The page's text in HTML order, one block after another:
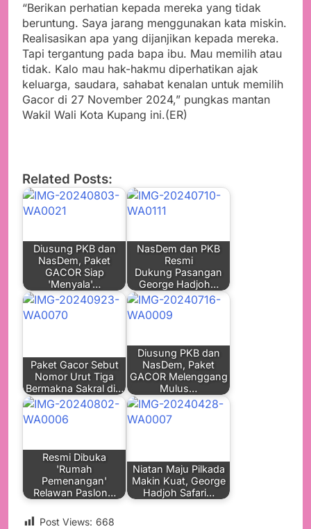
“Berikan perhatian kepada mereka yang tidak
beruntung. Saya jarang menggunakan kata miskin.
Realisasikan apa yang dijanjikan kepada mereka.
Tapi tergantung pada bapa ibu. Mau memilih atau
tidak. Kalo mau hak-hakmu diperhatikan ajak
keluarga, saudara, sahabat kenalan untuk memilih
Gacor di 27 November 2024,” pungkas mantan
Wakil Wali Kota Kupang ini.(ER)
Related Posts:
Diusung PKB dan
NasDem, Paket
GACOR Siap
'Menyala'…
NasDem dan PKB
Resmi
Dukung Pasangan
George Hadjoh…
Paket Gacor Sebut
Nomor Urut Tiga
Bermakna Sakral di…
Diusung PKB dan
NasDem, Paket
GACOR Melenggang
Mulus…
Resmi Dibuka
'Rumah
Pemenangan'
Relawan Paslon…
Niatan Maju Pilkada
Makin Kuat, George
Hadjoh Safari…
Post Views: 668